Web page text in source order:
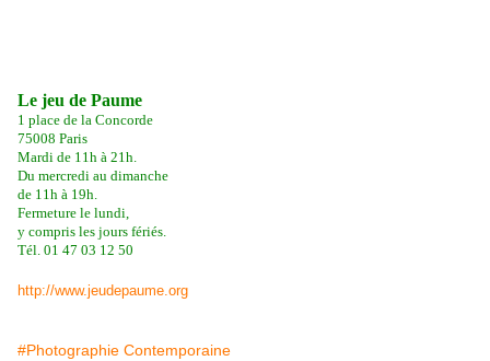
Le jeu de Paume
1 place de la Concorde
75008 Paris
Mardi de 11h à 21h.
Du mercredi au dimanche
de 11h à 19h.
Fermeture le lundi,
y compris les jours fériés.
Tél. 01 47 03 12 50
http://www.jeudepaume.org
#Photographie Contemporaine